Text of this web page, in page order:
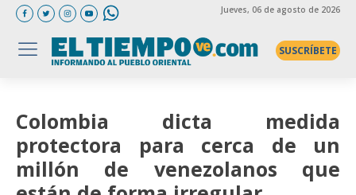
Jueves, 06 de agosto de 2026
SUSCRÍBETE
Colombia dicta medida
protectora para cerca de un
millón de venezolanos que